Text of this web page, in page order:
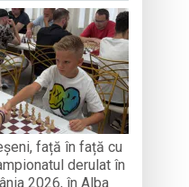
în
față în față cu
derulat în
2026, în Alba